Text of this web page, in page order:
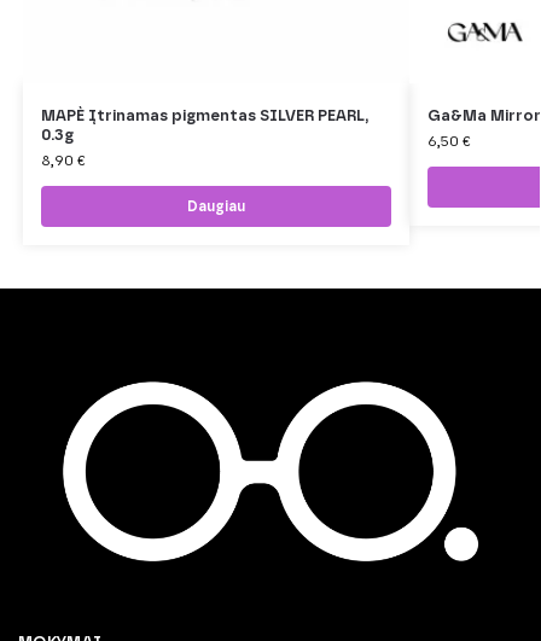
MAPÈ Įtrinamas pigmentas SILVER PEARL,
0.3g
8,90 €
Daugiau
Ga&Ma
6,50 €